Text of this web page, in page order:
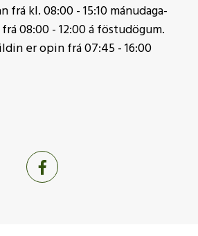
frá kl. 08:00 - 15:10 mánudaga-
08:00 - 12:00 á föstudögum.
er opin frá 07:45 - 16:00